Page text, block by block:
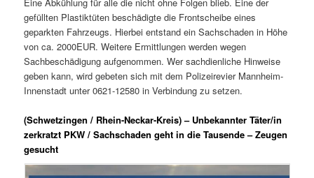
gefüllten Plastiktüten beschädigte die Frontscheibe eines
geparkten Fahrzeugs. Hierbei entstand ein Sachschaden in Höhe
von ca. 2000EUR. Weitere Ermittlungen werden wegen
Sachbeschädigung aufgenommen. Wer sachdienliche Hinweise
geben kann, wird gebeten sich mit dem Polizeirevier Mannheim-
Innenstadt unter 0621-12580 in Verbindung zu setzen.
(Schwetzingen / Rhein-Neckar-Kreis) – Unbekannter Täter/in
zerkratzt PKW / Sachschaden geht in die Tausende – Zeugen
gesucht